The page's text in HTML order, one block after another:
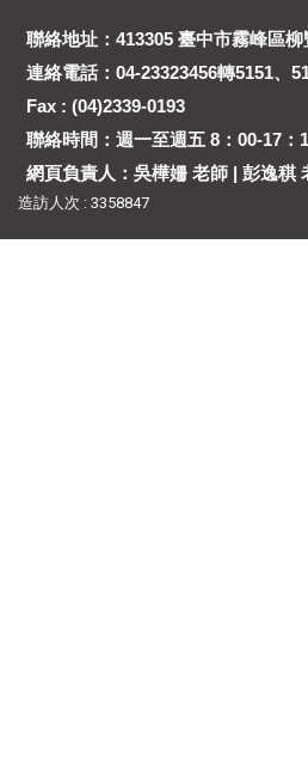
聯絡地址：413305 臺中市霧峰區
連絡電話：04-23323456轉5151、
Fax : (04)2339-0193
聯絡時間：週一至週五 8：00-17：
網頁負責人：吳樺姍 老師 | 彭逸稘
造訪人次 : 3358847